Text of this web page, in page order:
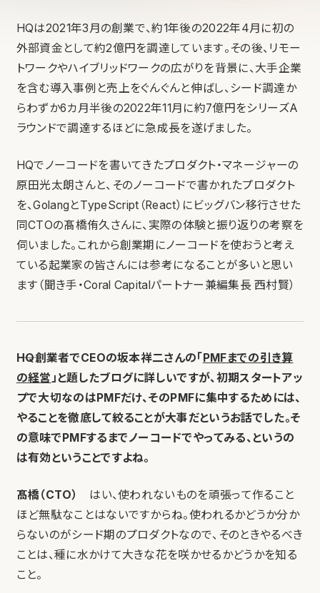
HQは2021年3月の創業で、約1年後の2022年4月に初の
外部資金として約2億円を調達しています。その後、リモー
トワークやハイブリッドワークの広がりを背景に、大手企業
を含む導入事例と売上をぐんぐんと伸ばし、シード調達か
らわずか6カ月半後の2022年11月に約7億円をシリーズA
ラウンドで調達するほどに急成長を遂げました。
HQでノーコードを書いてきたプロダクト・マネージャーの
原田光太朗さんと、そのノーコードで書かれたプロダクト
を、GolangとTypeScript（React）にビッグバン移行させた
同CTOの髙橋侑久さんに、実際の体験と振り返りの考察を
伺いました。これから創業期にノーコードを使おうと考え
ている起業家の皆さんには参考になることが多いと思い
ます（聞き手・Coral Capitalパートナー兼編集長 西村賢）
――HQ創業者でCEOの坂本祥二さんの「PMFまでの引き算
の経営 」と題したブログに詳しいですが、初期スタートアッ
プで大切なのはPMFだけ、そのPMFに集中するためには、
やることを徹底して絞ることが大事だというお話でした。そ
の意味でPMFするまでノーコードでやってみる、というの
は有効ということですよね。
髙橋（CTO）
はい、使われないものを頑張って作ること
ほど無駄なことはないですからね。使われるかどうか分か
らないのがシード期のプロダクトなので、そのときやるべき
ことは、種に水かけて大きな花を咲かせるかどうかを知る
こと。